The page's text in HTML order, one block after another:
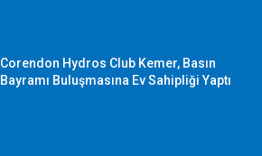
Corendon Hydros Club Kemer, Basın
Bayramı Buluşmasına Ev Sahipliği Yaptı